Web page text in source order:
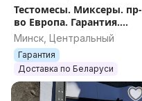
Тестомесы. Миксеры. пр-
во Европа. Гарантия.
Доставка.
Минск, Центральный
Гарантия
Доставка по Беларуси